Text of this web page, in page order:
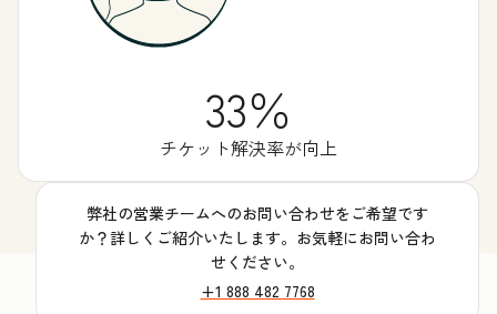
33％
チケット解決率が向上
弊社の営業チームへのお問い合わせをご希望です
か？詳しくご紹介いたします。お気軽にお問い合わ
せください。
+1 888 482 7768